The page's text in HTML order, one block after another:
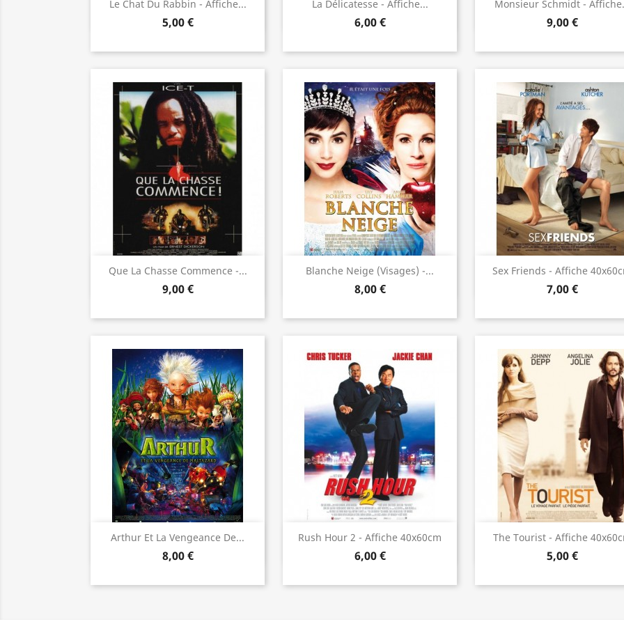
Le Chat Du Rabbin - Affiche...
5,00 €
 Aperçu rapide La Délicatesse - Affiche...
6,00 €
Aperçu rapide Monsieur Schmidt -
9,00 €
Aperçu rapide
Que La Chasse Commence -...
9,00 €
Aperçu rapide Blanche Neige (visages) -...
8,00 €
Aperçu rapide Sex Friends - Affiche
7,00 €
Aperçu rapide
Arthur Et La Vengeance De...
8,00 €
Aperçu rapide Rush Hour 2 - Affiche 40x60cm
6,00 €
Aperçu rapide The Tourist - Affiche
5,00 €
Aperçu rapide